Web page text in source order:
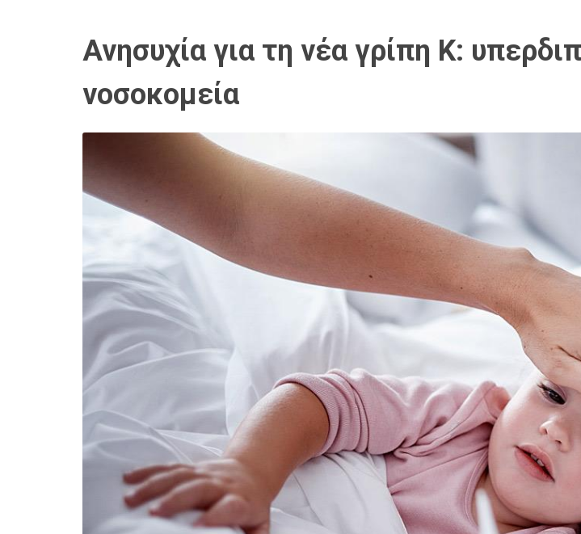
Ανησυχία για τη νέα γρίπη Κ:
νοσοκομεία